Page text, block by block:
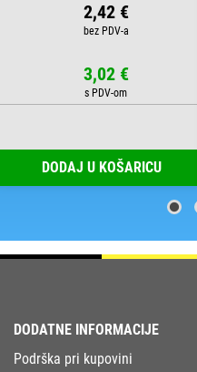
2,42 €
3,02 €
DODAJ U KOŠARICU
DODATNE INFORMACIJE
Podrška pri kupovini